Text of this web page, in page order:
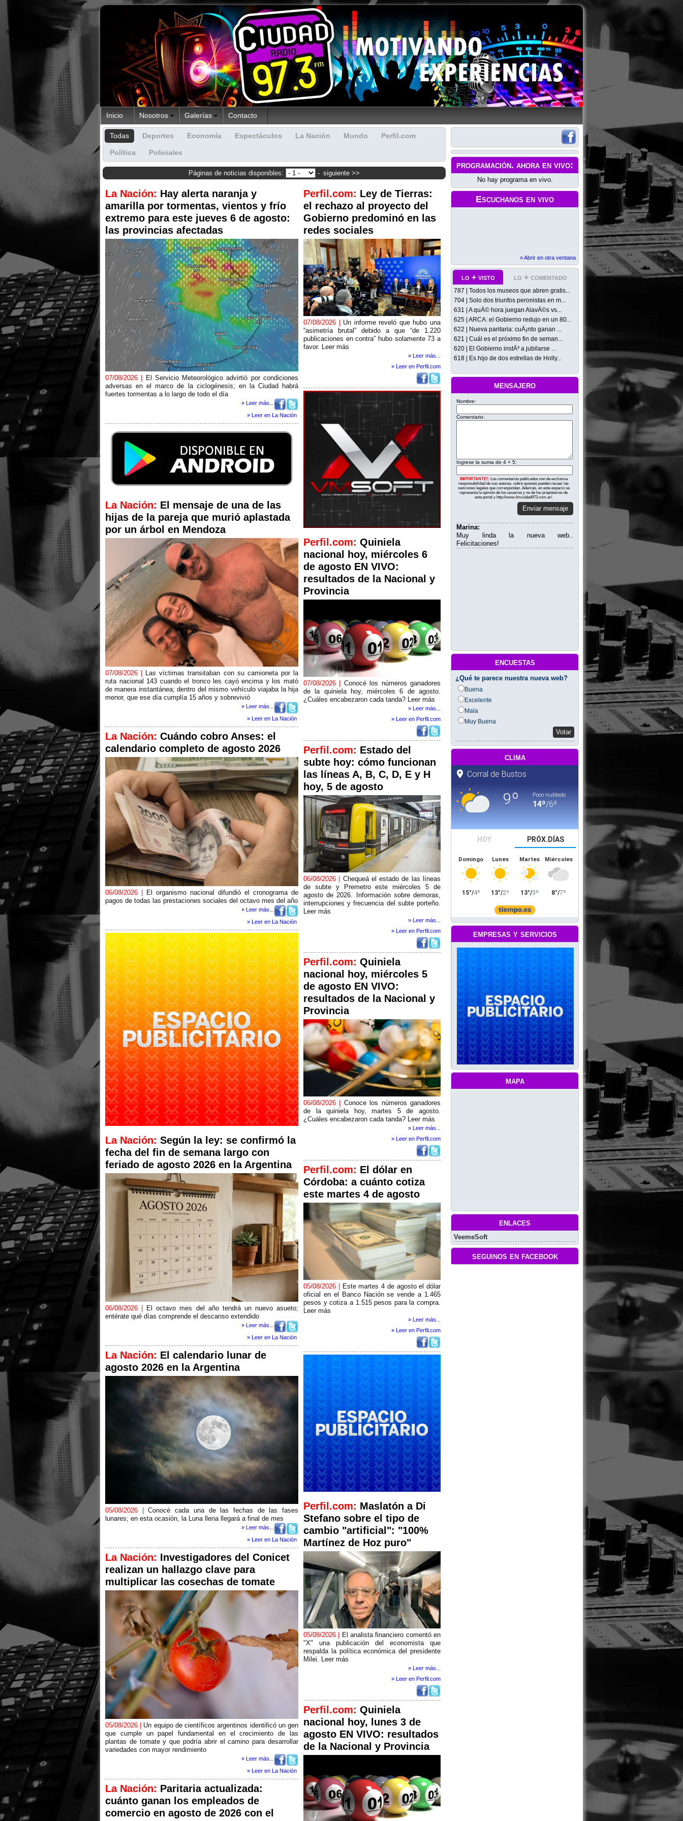
Inicio Nosotros Galerías Contacto
Todas Deportes Economía Espectáculos La Nación Mundo Perfil.com
Política Policiales
Páginas de noticias disponibles: - siguiente >>
La Nación: Hay alerta naranja y
amarilla por tormentas, vientos y frío
extremo para este jueves 6 de agosto:
las provincias afectadas
07/08/2026 |
El Servicio Meteorológico advirtió por condiciones
adversas en el marco de la ciclogénesis; en la Ciudad habrá
fuertes tormentas a lo largo de todo el día
» Leer más...
» Leer en La Nación
La Nación: El mensaje de una de las
hijas de la pareja que murió aplastada
por un árbol en Mendoza
07/08/2026 |
Las víctimas transitaban con su camioneta por la
ruta nacional 143 cuando el tronco les cayó encima y los mató
de manera instantánea; dentro del mismo vehículo viajaba la hija
menor, que ese día cumplía 15 años y sobrevivió
» Leer más...
» Leer en La Nación
La Nación: Cuándo cobro Anses: el
calendario completo de agosto 2026
06/08/2026 | El organismo nacional difundió el cronograma de
pagos de todas las prestaciones sociales del octavo mes del año
» Leer más...
» Leer en La Nación
La Nación: Según la ley: se confirmó la
fecha del fin de semana largo con
feriado de agosto 2026 en la Argentina
06/08/2026 |
El octavo mes del año tendrá un nuevo asueto;
entérate qué días comprende el descanso extendido
» Leer más...
» Leer en La Nación
La Nación: El calendario lunar de
agosto 2026 en la Argentina
05/08/2026 |Conocé cada una de las fechas de las fases
lunares; en esta ocasión, la Luna llena llegará a final de mes
» Leer más...
» Leer en La Nación
La Nación: Investigadores del Conicet
realizan un hallazgo clave para
multiplicar las cosechas de tomate
05/08/2026 | Un equipo de científicos argentinos identificó un gen
que cumple un papel fundamental en el crecimiento de las
plantas de tomate y que podría abrir el camino para desarrollar
variedades con mayor rendimiento
» Leer más...
» Leer en La Nación
La Nación: Paritaria actualizada:
cuánto ganan los empleados de
comercio en agosto de 2026 con el
Perfil.com: Ley de Tierras:
el rechazo al proyecto del
Gobierno predominó en las
redes sociales
07/08/2026 | Un informe reveló que hubo una
“asimetría brutal” debido a que “de 1.220
publicaciones en contra” hubo solamente 73 a
favor. Leer más
» Leer más...
» Leer en Perfil.com
Perfil.com: Quiniela
nacional hoy, miércoles 6
de agosto EN VIVO:
resultados de la Nacional y
Provincia
07/08/2026 | Conocé los números ganadores
de la quiniela hoy, miércoles 6 de agosto.
¿Cuáles encabezaron cada tanda? Leer más
» Leer más...
» Leer en Perfil.com
Perfil.com: Estado del
subte hoy: cómo funcionan
las líneas A, B, C, D, E y H
hoy, 5 de agosto
06/08/2026 | Chequeá el estado de las líneas
de subte y Premetro este miércoles 5 de
agosto de 2026. Información sobre demoras,
interrupciones y frecuencia del subte porteño.
Leer más
» Leer más...
» Leer en Perfil.com
Perfil.com: Quiniela
nacional hoy, miércoles 5
de agosto EN VIVO:
resultados de la Nacional y
Provincia
06/08/2026 | Conoce los números ganadores
de la quiniela hoy, martes 5 de agosto.
¿Cuáles encabezaron cada tanda? Leer más
» Leer más...
» Leer en Perfil.com
Perfil.com: El dólar en
Córdoba: a cuánto cotiza
este martes 4 de agosto
05/08/2026 |
Este martes 4 de agosto el dólar
oficial en el Banco Nación se vende a 1.465
pesos y cotiza a 1.515 pesos para la compra.
Leer más
» Leer más...
» Leer en Perfil.com
Perfil.com: Maslatón a Di
Stefano sobre el tipo de
cambio "artificial": "100%
Martínez de Hoz puro"
05/08/2026 |
El analista financiero comentó en
"X" una publicación del economista que
respalda la política económica del presidente
Milei. Leer más
» Leer más...
» Leer en Perfil.com
Perfil.com: Quiniela
nacional hoy, lunes 3 de
agosto EN VIVO: resultados
de la Nacional y Provincia
programación. ahora en vivo:
No hay programa en vivo.
Escuchanos en vivo
» Abrir en otra ventana
lo + visto lo + comentado
787 | Todos los museos que abren gratis...
704 | Solo dos triunfos peronistas en m...
631 | A quÃ© hora juegan AlavÃ©s vs...
625 | ARCA: el Gobierno redujo en un 80...
622 | Nueva paritaria: cuÃ¡nto ganan ...
621 | Cuál es el próximo fin de seman...
620 | El Gobierno instÃ³ a jubilarse ...
618 | Es hijo de dos estrellas de Holly...
mensajero
Nombre:
Comentario:
Ingrese la suma de 4 + 5:
IMPORTANTE!: Los comentarios publicados son de exclusiva
responsabilidad de sus autores, sobre quienes pueden recaer las
sanciones legales que correspondan. Además, en este espacio se
representa la opinión de los usuarios y no de los propietarios de
este portal y http://www.fmciudad973.com.ar/.
Enviar mensaje
Marina:
Muy linda la nueva web..
Felicitaciones!
encuestas
¿Qué te parece nuestra nueva web?
Buena
Excelente
Mala
Muy Buena
Votar
clima
empresas y servicios
mapa
enlaces
VeemeSoft
seguinos en facebook